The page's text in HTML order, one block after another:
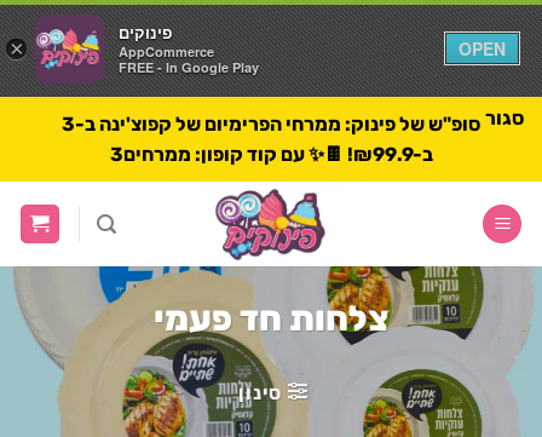
סופ"ש של פינוק: ממרחי הפרימיום של קפוצ'ינה ב-3
ב-₪99.9! 🍫✨ עם קוד קופון: ממרחים3
סגור
לתוכן
צלחות חד פעמי
סינון
×
פינוקים
AppCommerce
FREE - In Google Play
OPEN
×
פינוקים
AppCommerce
FREE - In Google Play
OPEN